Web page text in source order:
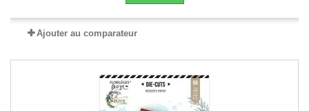
Ajouter au comparateur